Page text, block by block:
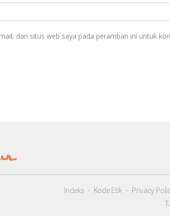
dan situs web saya pada peramban ini untuk
Indeks Kode Etik Privacy